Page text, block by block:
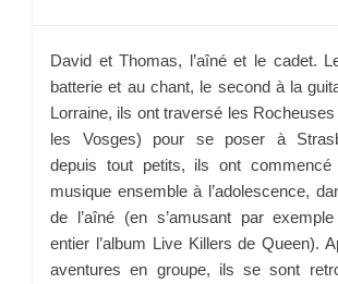
David et Thomas, l’aîné et le cadet.
batterie et au chant, le second à la
Lorraine, ils ont traversé les
les Vosges) pour se poser à
depuis tout petits, ils ont
musique ensemble à l’adolescence,
de l’aîné (en s’amusant par
entier l’album Live Killers de Queen).
aventures en groupe, ils se sont